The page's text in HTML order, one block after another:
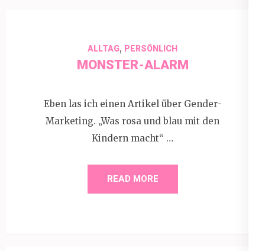
ALLTAG, PERSÖNLICH
MONSTER-ALARM
Eben las ich einen Artikel über Gender-
Marketing. „Was rosa und blau mit den
Kindern macht“ …
READ MORE